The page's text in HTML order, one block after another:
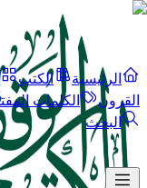
الرئيسية الكتب
القرون
الكلمات
البحث